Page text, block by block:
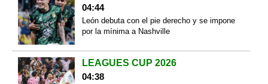
04:44
León debuta con el pie derecho y se impone
por la mínima a Nashville
LEAGUES CUP 2026
04:38